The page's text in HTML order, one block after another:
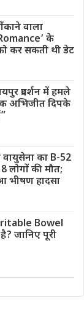
वाला
के
कर सकती थी डेट
प्रदर्शन में हमले
अभिजीत दिपके
वायुसेना का B-52
लोगों की मौत;
हादसा
Bowel
जानिए पूरी